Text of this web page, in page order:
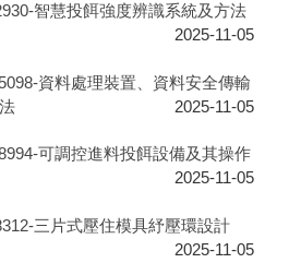
智慧投餌強度辨識系統及方法
2025-11-05
資料處理裝置、資料安全傳輸
2025-11-05
可調控進料投餌設備及其操作
2025-11-05
三片式壓住模具紓壓環設計
2025-11-05